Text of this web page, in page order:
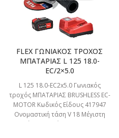
FLEX ΓΩΝΙΑΚΟΣ ΤΡΟΧΟΣ
ΜΠΑΤΑΡΙΑΣ L 125 18.0-
EC/2×5.0
L 125 18.0-EC2x5.0 Γωνιακός
τροχός ΜΠΑΤΑΡΙΑΣ BRUSHLESS EC-
MOTOR Κωδικός Είδους 417947
Ονομαστική τάση V 18 Μέγιστη
διάμετρος δίσκου mm 125